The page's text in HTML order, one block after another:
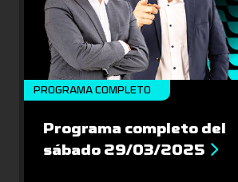
PROGRAMA COMPLETO
Programa completo del
sábado 29/03/2025